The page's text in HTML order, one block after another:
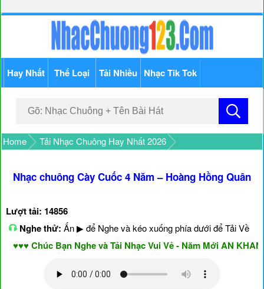
Hay Nhất Thể Loại Tải Nhiều Nhạc Tik Tok
Home Tải Nhạc Chuông Hay Nhất 2026
Nhạc chuông Cày Cuốc 4 Năm – Hoàng Hồng Quân
Lượt tải: 14856
Nghe thử: Ấn ▶ để Nghe và kéo xuống phía dưới để Tải Về
Chúc Bạn Nghe và Tải Nhạc Vui Vẻ - Năm Mới AN KHANG &